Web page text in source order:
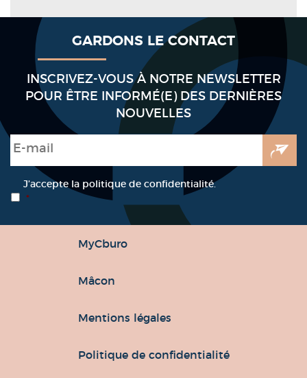
GARDONS LE CONTACT
INSCRIVEZ-VOUS À NOTRE NEWSLETTER
POUR ÊTRE INFORMÉ(E) DES DERNIÈRES
NOUVELLES
E-mail
RGPD *
J’accepte la politique de confidentialité.
*
MyCburo
Mâcon
Mentions légales
Politique de confidentialité